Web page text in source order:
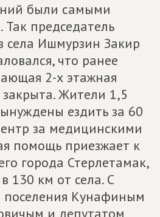
были самыми
председатель
села Ишмурзин Закир
что ранее
2-х этажная
Жители 1,5
ездить за 60
за медицинскими
помощь приезжает к
города Стерлетамак,
130 км от села. С
поселения Кунафиным
и депутатом